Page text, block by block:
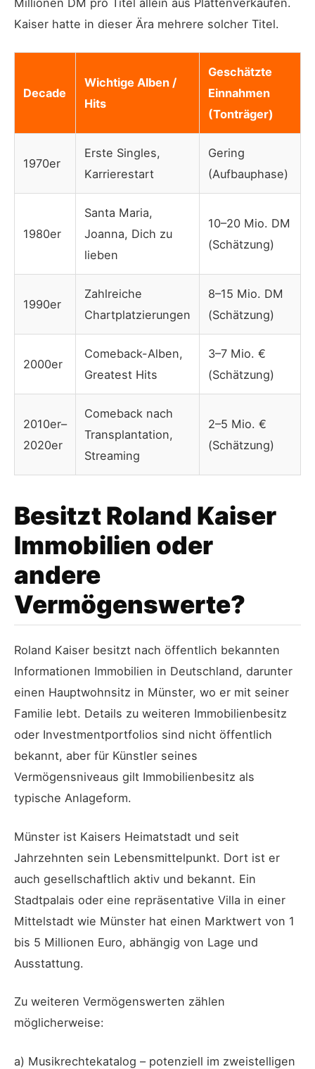
Millionen DM pro Titel allein aus Plattenverkäufen.
Kaiser hatte in dieser Ära mehrere solcher Titel.
Decade
Wichtige Alben /
Hits
Geschätzte
Einnahmen
(Tonträger)
1970er
Erste Singles,
Karrierestart
Gering
(Aufbauphase)
1980er
Santa Maria,
Joanna, Dich zu
lieben
10–20 Mio. DM
(Schätzung)
1990er
Zahlreiche
Chartplatzierungen
8–15 Mio. DM
(Schätzung)
2000er
Comeback-Alben,
Greatest Hits
3–7 Mio. €
(Schätzung)
2010er–
2020er
Comeback nach
Transplantation,
Streaming
2–5 Mio. €
(Schätzung)
Besitzt Roland Kaiser
Immobilien oder
andere
Vermögenswerte?
Roland Kaiser besitzt nach öffentlich bekannten
Informationen Immobilien in Deutschland, darunter
einen Hauptwohnsitz in Münster, wo er mit seiner
Familie lebt. Details zu weiteren Immobilienbesitz
oder Investmentportfolios sind nicht öffentlich
bekannt, aber für Künstler seines
Vermögensniveaus gilt Immobilienbesitz als
typische Anlageform.
Münster ist Kaisers Heimatstadt und seit
Jahrzehnten sein Lebensmittelpunkt. Dort ist er
auch gesellschaftlich aktiv und bekannt. Ein
Stadtpalais oder eine repräsentative Villa in einer
Mittelstadt wie Münster hat einen Marktwert von 1
bis 5 Millionen Euro, abhängig von Lage und
Ausstattung.
Zu weiteren Vermögenswerten zählen
möglicherweise:
a) Musikrechtekatalog – potenziell im zweistelligen